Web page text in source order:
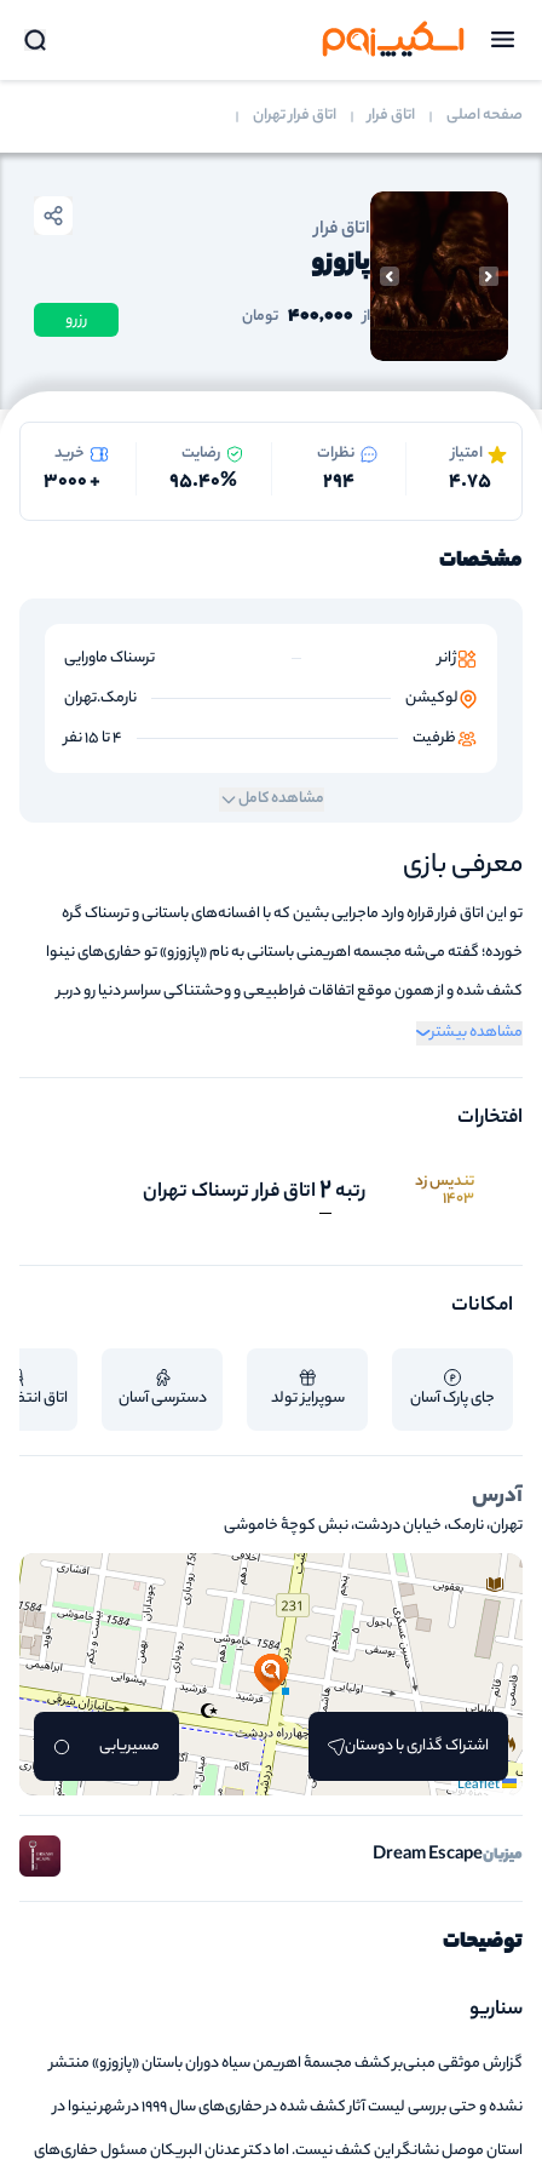
صفحه اصلی اتاق فرار اتاق فرار تهران
اتاق فرار
پازوزو
از 400,000 تومان رزرو
امتیاز
4.75
نظرات
294
رضایت
95.40%
خرید
+
3000
مشخصات
ژانر
ترسناک ماورایی
لوکیشن
نارمک.تهران
ظرفیت
4 تا 15 نفر
مشاهده کامل
معرفی بازی
تو این اتاق فرار قراره وارد ماجرایی بشین که با افسانه‌های باستانی و ترسناک گره
خورده؛ گفته می‌شه مجسمه اهریمنی باستانی به نام «پازوزو» تو حفاری‌های نینوا
کشف شده و از همون موقع اتفاقات فراطبیعی و وحشتناکی سراسر دنیا رو دربر
گرفته. حالا شما به عنوان تیمی از متخصصان امور ماورائی به موصل اعزام شدین تا راز
می‌شه و طبقه‌به‌طبقه به اعماق این ماجرا کشیده می‌شین.
مشاهده بیشتر
افتخارات
تندیس زِد
1403 رتبه2اتاق فرار ترسناک تهران
امکانات
جای پارک آسان سوپرایز تولد دسترسی آسان اتاق
آدرس
تهران، نارمک، خیابان دردشت، نبش کوچۀ خاموشی
Leaflet
اشتراک گذاری با دوستان مسیریابی
میزبانDream Escape
توضیحات
سناریو
گزارش موثقی مبنی‌بر کشف مجسمۀ اهریمن سیاه دوران باستان «پازوزو» منتشر
نشده و حتی بررسی لیست آثار کشف شده در حفاری‌های سال 1999 در شهر نینوا در
استان موصل نشانگر این کشف نیست. اما دکتر عدنان البریکان مسئول حفاری‌های